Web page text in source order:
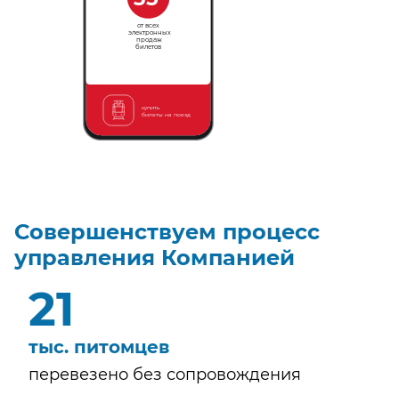
от всех
электронных
продаж
билетов
купить
билеты на поезд
Совершенствуем процесс
управления Компанией
22
тыс. питомцев
перевезено без сопровождения